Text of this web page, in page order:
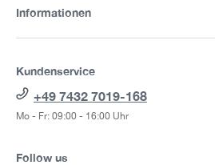
Informationen
Kundenservice
+49 7432 7019-168
Mo - Fr: 09:00 - 16:00 Uhr
Follow us